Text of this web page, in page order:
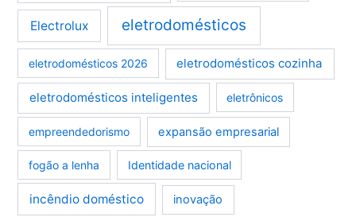
Electrolux eletrodomésticos
eletrodomésticos 2026 eletrodomésticos cozinha
eletrodomésticos inteligentes eletrônicos
empreendedorismo expansão empresarial
fogão a lenha Identidade nacional
incêndio doméstico inovação